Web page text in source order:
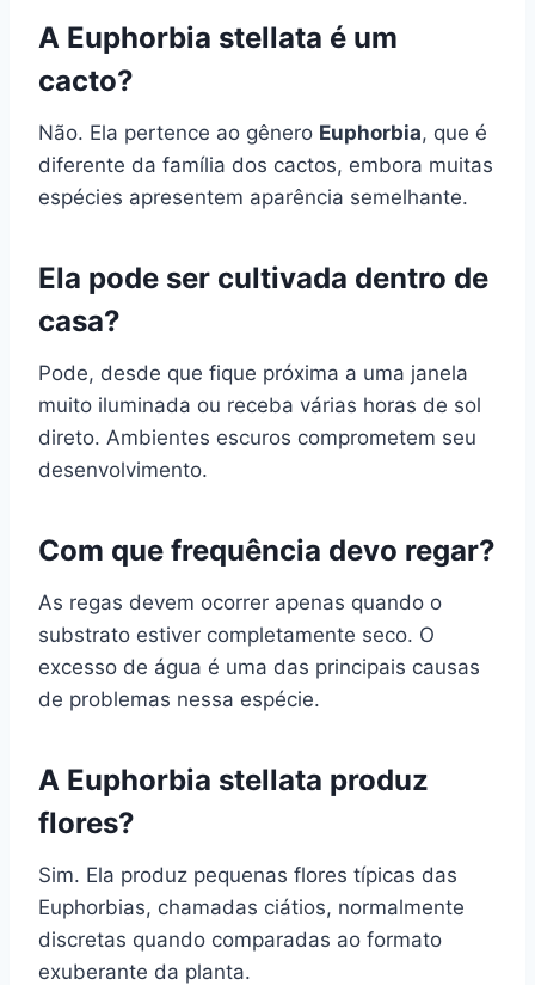
A Euphorbia stellata é um
cacto?
Não. Ela pertence ao gênero Euphorbia, que é
diferente da família dos cactos, embora muitas
espécies apresentem aparência semelhante.
Ela pode ser cultivada dentro de
casa?
Pode, desde que fique próxima a uma janela
muito iluminada ou receba várias horas de sol
direto. Ambientes escuros comprometem seu
desenvolvimento.
Com que frequência devo regar?
As regas devem ocorrer apenas quando o
substrato estiver completamente seco. O
excesso de água é uma das principais causas
de problemas nessa espécie.
A Euphorbia stellata produz
flores?
Sim. Ela produz pequenas flores típicas das
Euphorbias, chamadas ciátios, normalmente
discretas quando comparadas ao formato
exuberante da planta.